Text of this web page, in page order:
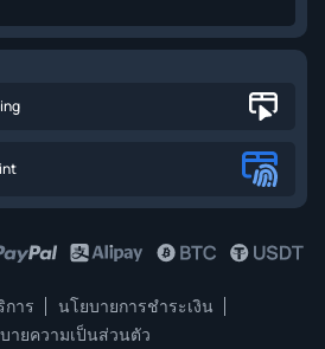
การ
นโยบายการชำระเงิน
ายความเป็นส่วนตัว